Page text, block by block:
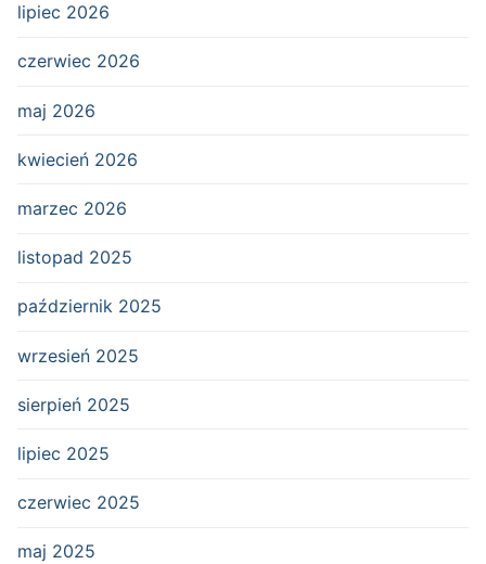
lipiec 2026
czerwiec 2026
maj 2026
kwiecień 2026
marzec 2026
listopad 2025
październik 2025
wrzesień 2025
sierpień 2025
lipiec 2025
czerwiec 2025
maj 2025